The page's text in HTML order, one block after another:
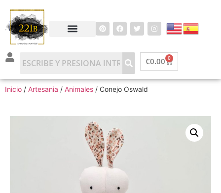
€0.00 0
Inicio / Artesania / Animales / Conejo Oswald